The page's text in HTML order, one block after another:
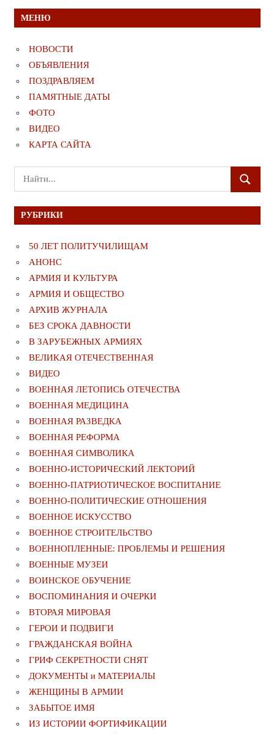
МЕНЮ
НОВОСТИ
ОБЪЯВЛЕНИЯ
ПОЗДРАВЛЯЕМ
ПАМЯТНЫЕ ДАТЫ
ФОТО
ВИДЕО
КАРТА САЙТА
Поиск
для:
ПОИСК
РУБРИКИ
50 ЛЕТ ПОЛИТУЧИЛИЩАМ
АНОНС
АРМИЯ И КУЛЬТУРА
АРМИЯ И ОБЩЕСТВО
АРХИВ ЖУРНАЛА
БЕЗ СРОКА ДАВНОСТИ
В ЗАРУБЕЖНЫХ АРМИЯХ
ВЕЛИКАЯ ОТЕЧЕСТВЕННАЯ
ВИДЕО
ВОЕННАЯ ЛЕТОПИСЬ ОТЕЧЕСТВА
ВОЕННАЯ МЕДИЦИНА
ВОЕННАЯ РАЗВЕДКА
ВОЕННАЯ РЕФОРМА
ВОЕННАЯ СИМВОЛИКА
ВОЕННО-ИСТОРИЧЕСКИЙ ЛЕКТОРИЙ
ВОЕННО-ПАТРИОТИЧЕСКОЕ ВОСПИТАНИЕ
ВОЕННО-ПОЛИТИЧЕСКИE ОТНОШЕНИЯ
ВОЕННОЕ ИСКУССТВО
ВОЕННОЕ СТРОИТЕЛЬСТВО
ВОЕННОПЛЕННЫЕ: ПРОБЛЕМЫ И РЕШЕНИЯ
ВОЕННЫЕ МУЗЕИ
ВОИНСКОЕ ОБУЧЕНИЕ
ВОСПОМИНАНИЯ И ОЧЕРКИ
ВТОРАЯ МИРОВАЯ
ГЕРОИ И ПОДВИГИ
ГРАЖДАНСКАЯ ВОЙНА
ГРИФ СЕКРЕТНОСТИ СНЯТ
ДОКУМЕНТЫ и МАТЕРИАЛЫ
ЖЕНЩИНЫ В АРМИИ
ЗАБЫТОЕ ИМЯ
ИЗ ИСТОРИИ ФОРТИФИКАЦИИ